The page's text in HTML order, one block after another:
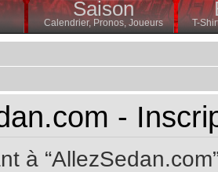
Saison
Calendrier,Pronos, Joueurs T-
-
à